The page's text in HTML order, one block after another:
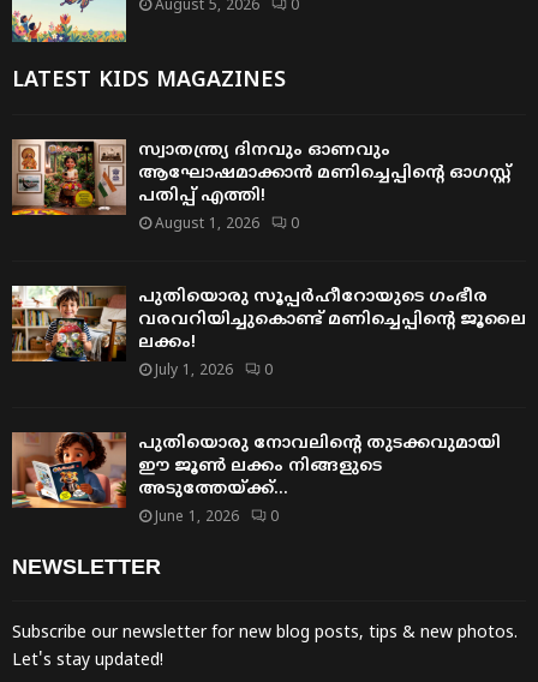
August 5, 2026 0
LATEST KIDS MAGAZINES
സ്വാതന്ത്ര്യ ദിനവും ഓണവും
ആഘോഷമാക്കാൻ മണിച്ചെപ്പിന്റെ ഓഗസ്റ്റ്
പതിപ്പ് എത്തി!
August 1, 2026 0
പുതിയൊരു സൂപ്പർഹീറോയുടെ ഗംഭീര
വരവറിയിച്ചുകൊണ്ട് മണിച്ചെപ്പിന്റെ ജൂലൈ
ലക്കം!
July 1, 2026 0
പുതിയൊരു നോവലിന്റെ തുടക്കവുമായി
ഈ ജൂൺ ലക്കം നിങ്ങളുടെ
അടുത്തേയ്ക്ക്…
June 1, 2026 0
NEWSLETTER
Subscribe our newsletter for new blog posts, tips & new photos.
Let's stay updated!